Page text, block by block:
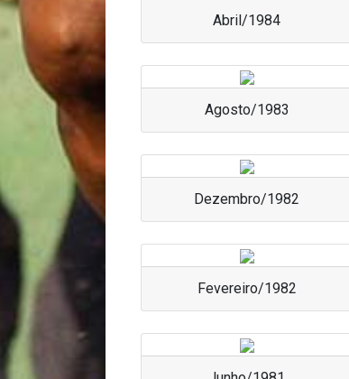
Abril/1984
Agosto/1983
Dezembro/1982
Fevereiro/1982